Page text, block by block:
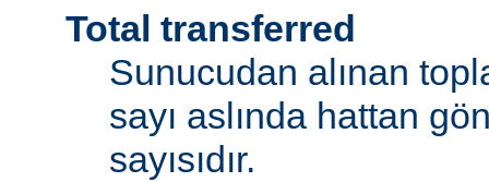
Total transferred
Sunucudan alınan
sayı aslında hattan
sayısıdır.